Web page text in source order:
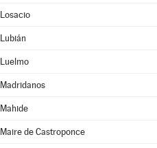
Losacio
Lubián
Luelmo
Madridanos
Mahide
Maire de Castroponce